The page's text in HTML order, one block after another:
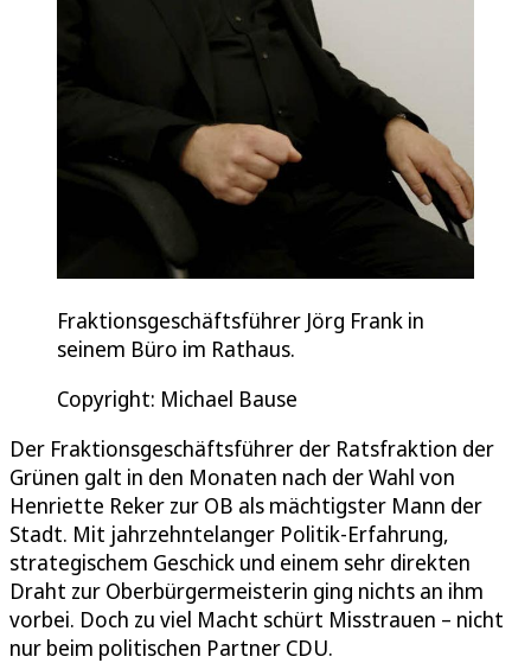
Fraktionsgeschäftsführer Jörg Frank in
seinem Büro im Rathaus.
Copyright: Michael Bause
Der Fraktionsgeschäftsführer der Ratsfraktion der
Grünen galt in den Monaten nach der Wahl von
Henriette Reker zur OB als mächtigster Mann der
Stadt. Mit jahrzehntelanger Politik-Erfahrung,
strategischem Geschick und einem sehr direkten
Draht zur Oberbürgermeisterin ging nichts an ihm
vorbei. Doch zu viel Macht schürt Misstrauen – nicht
nur beim politischen Partner CDU.